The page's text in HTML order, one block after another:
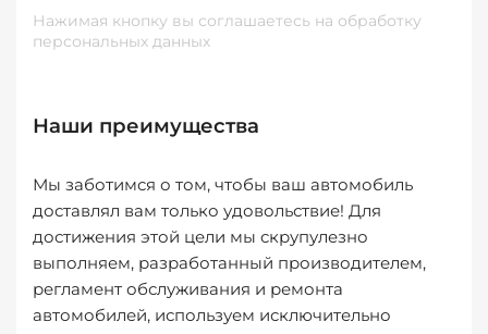
Нажимая кнопку вы соглашаетесь на обработку
персональных данных
Наши преимущества
Мы заботимся о том, чтобы ваш автомобиль
доставлял вам только удовольствие! Для
достижения этой цели мы скрупулезно
выполняем, разработанный производителем,
регламент обслуживания и ремонта
автомобилей, используем исключительно